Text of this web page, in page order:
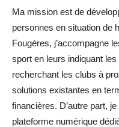
Ma mission est de
personnes en situation de
Fougères, j’accompagne
sport en leurs indiquant
recherchant les clubs à
solutions existantes en
financières. D’autre part,
plateforme numérique